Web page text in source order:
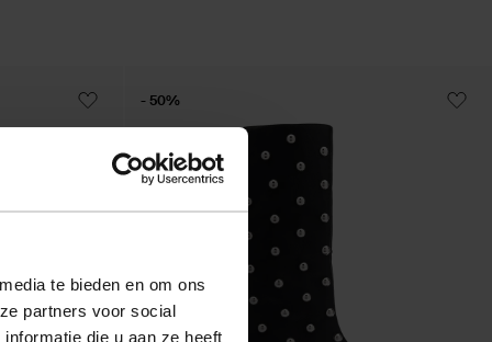
te bieden en om ons
partners voor social
die u aan ze heeft
- 50%